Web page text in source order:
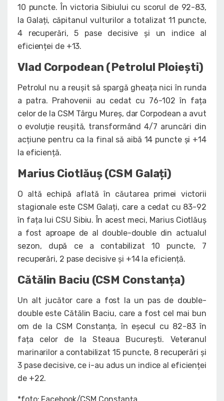
10 puncte. În victoria Sibiului cu scorul de 92-83,
la Galați, căpitanul vulturilor a totalizat 11 puncte,
4 recuperări, 5 pase decisive și un indice al
eficienței de +13.
Vlad Corpodean (Petrolul Ploiești)
Petrolul nu a reușit să spargă gheața nici în runda
a patra. Prahovenii au cedat cu 76-102 în fața
celor de la CSM Târgu Mureș, dar Corpodean a avut
o evoluție reușită, transformând 4/7 aruncări din
acțiune pentru ca la final să aibă 14 puncte și +14
la eficiență.
Marius Ciotlăuș (CSM Galați)
O altă echipă aflată în căutarea primei victorii
stagionale este CSM Galați, care a cedat cu 83-92
în fața lui CSU Sibiu. În acest meci, Marius Ciotlăuș
a fost aproape de al double-double din actualul
sezon, după ce a contabilizat 10 puncte, 7
recuperări, 2 pase decisive și +14 la eficiență.
Cătălin Baciu (CSM Constanța)
Un alt jucător care a fost la un pas de double-
double este Cătălin Baciu, care a fost cel mai bun
om de la CSM Constanța, în eșecul cu 82-83 în
fața celor de la Steaua București. Veteranul
marinarilor a contabilizat 15 puncte, 8 recuperări și
3 pase decisive, ce i-au adus un indice al eficienței
de +22.